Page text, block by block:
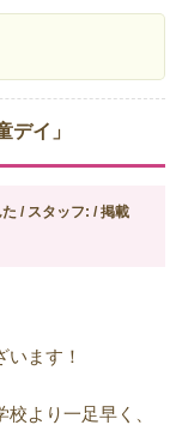
デイ」
/ スタッフ: / 掲載
ます！
より一足早く、